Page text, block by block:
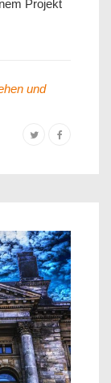
Projekt
und